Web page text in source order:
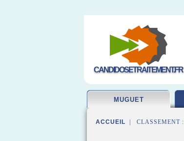
CANDIDOSETRAITEMENT.FR
MUGUET
ACCUEIL | CLASSEMENT :